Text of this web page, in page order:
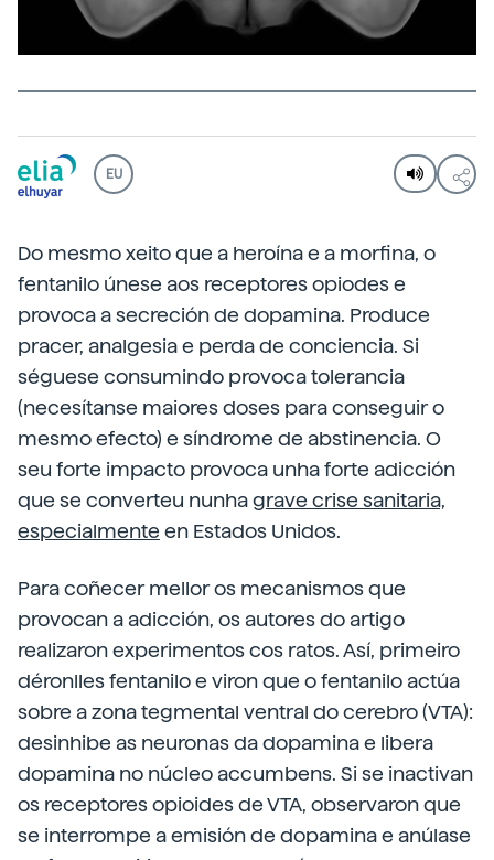
EU
Do mesmo xeito que a heroína e a morfina, o
fentanilo únese aos receptores opiodes e
provoca a secreción de dopamina. Produce
pracer, analgesia e perda de conciencia. Si
séguese consumindo provoca tolerancia
(necesítanse maiores doses para conseguir o
mesmo efecto) e síndrome de abstinencia. O
seu forte impacto provoca unha forte adicción
que se converteu nunhagrave crise sanitaria,
especialmente en Estados Unidos.
Para coñecer mellor os mecanismos que
provocan a adicción, os autores do artigo
realizaron experimentos cos ratos. Así, primeiro
déronlles fentanilo e viron que o fentanilo actúa
sobre a zona tegmental ventral do cerebro (VTA):
desinhibe as neuronas da dopamina e libera
dopamina no núcleo accumbens. Si se inactivan
os receptores opioides de VTA, observaron que
se interrompe a emisión de dopamina e anúlase